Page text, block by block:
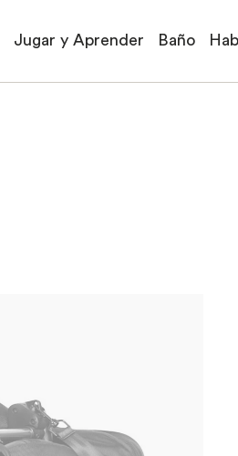
Jugar y Aprender Baño